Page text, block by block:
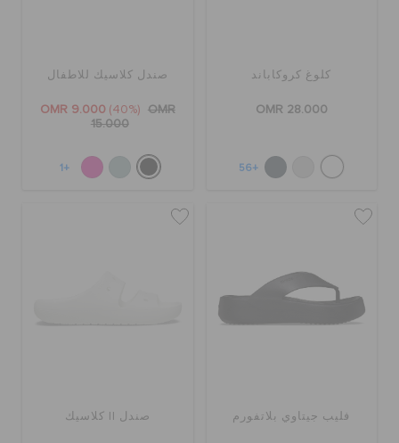
كلوغ كروكاباند
OMR 28.000
+56
صندل كلاسيك للاطفال
OMR 9.000 (40%)
OMR
15.000
+1
فليب جيتاوي بلاتفورم صندل II كلاسيك